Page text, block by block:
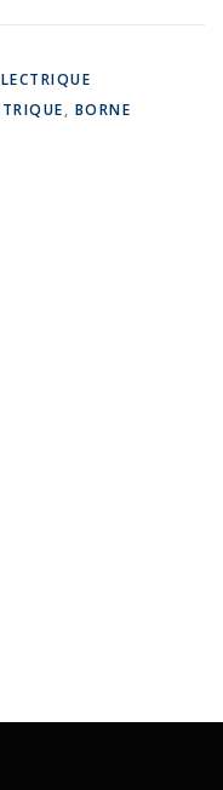
, BORNE